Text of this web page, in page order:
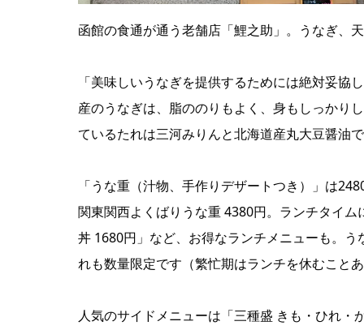
函館の食通が通う老舗店「鯉之助」。うなぎ、
「美味しいうなぎを提供するためには絶対妥
産のうなぎは、脂ののりもよく、身もしっかり
ているたれは三河みりんと北海道産丸大豆醤油
「うな重（汁物、手作りデザートつき）」は
関東関西よくばりうな重 4380円。ランチタイ
丼 1680円」など、お得なランチメニューも。
れも数量限定です（繁忙期はランチを休むこと
人気のサイドメニューは「三種盛 きも・ひれ